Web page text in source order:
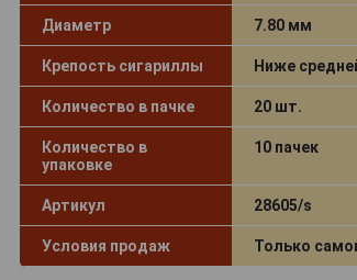
Диаметр 7.80 мм
Крепость сигариллы Ниже
Количество в пачке 20 шт.
Количество в
упаковке
10 пачек
Артикул 28605/s
Условия продаж Только